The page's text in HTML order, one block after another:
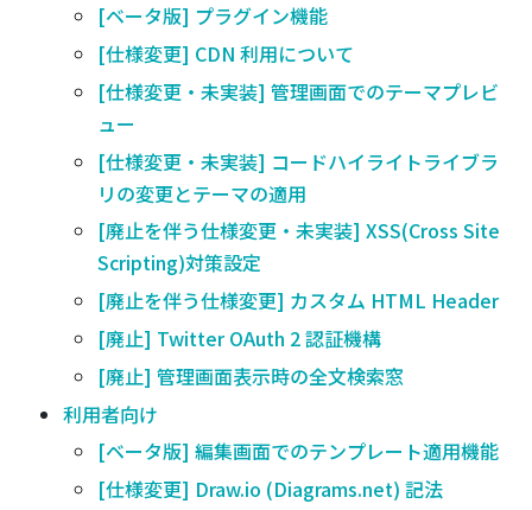
[ベータ版] プラグイン機能
[仕様変更] CDN 利用について
[仕様変更・未実装] 管理画面でのテーマプレビ
ュー
[仕様変更・未実装] コードハイライトライブラ
リの変更とテーマの適用
[廃止を伴う仕様変更・未実装] XSS(Cross Site
Scripting)対策設定
[廃止を伴う仕様変更] カスタム HTML Header
[廃止] Twitter OAuth 2 認証機構
[廃止] 管理画面表示時の全文検索窓
利用者向け
[ベータ版] 編集画面でのテンプレート適用機能
[仕様変更] Draw.io (Diagrams.net) 記法